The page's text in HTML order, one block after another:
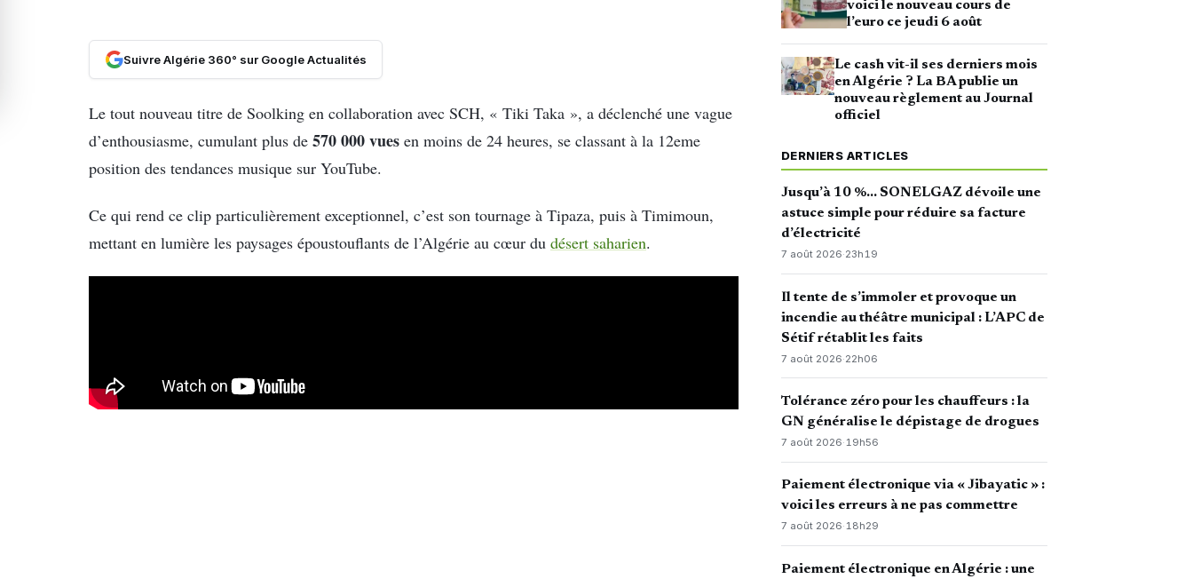
Suivre Algérie 360° sur Google Actualités
Le tout nouveau titre de Soolking en collaboration avec SCH, « Tiki Taka », a déclenché une vague
d’enthousiasme, cumulant plus de 570 000 vues en moins de 24 heures, se classant à la 12eme
position des tendances musique sur YouTube.
Ce qui rend ce clip particulièrement exceptionnel, c’est son tournage à Tipaza, puis à Timimoun,
mettant en lumière les paysages époustouflants de l’Algérie au cœur du désert saharien.
voici le nouveau cours de
l’euro ce jeudi 6 août
Le cash vit-il ses derniers mois
en Algérie ? La BA publie un
nouveau règlement au Journal
officiel
DERNIERS ARTICLES
Jusqu’à 10 %… SONELGAZ dévoile une
astuce simple pour réduire sa facture
d’électricité
7 août 2026·23h19
Il tente de s’immoler et provoque un
incendie au théâtre municipal : L’APC de
Sétif rétablit les faits
7 août 2026·22h06
Tolérance zéro pour les chauffeurs : la
GN généralise le dépistage de drogues
7 août 2026·19h56
Paiement électronique via « Jibayatic » :
voici les erreurs à ne pas commettre
7 août 2026·18h29
Paiement électronique en Algérie : une